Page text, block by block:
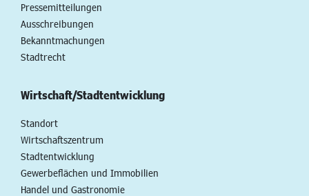
Pressemitteilungen
Ausschreibungen
Bekanntmachungen
Stadtrecht
Wirtschaft/Stadtentwicklung
Standort
Wirtschaftszentrum
Stadtentwicklung
Gewerbeflächen und Immobilien
Handel und Gastronomie